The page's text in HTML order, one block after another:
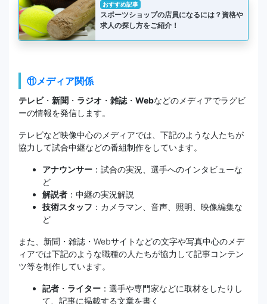
おすすめ記事
スポーツショップの店員になるには？資格や
求人の探し方をご紹介！
⑪メディア関係
テレビ・ 新聞 ・ ラジオ ・ 雑誌 ・ Webなどのメディアでラグビ
ーの情報を発信します。
テレビなど映像中心のメディアでは、下記のような人たちが
協力して試合中継などの番組制作をしています。
アナウンサー ：試合の実況、選手へのインタビューな
ど
解説者 ：中継の実況解説
技術スタッフ ：カメラマン、音声、照明、映像編集な
ど
また、新聞・雑誌・Webサイトなどの文字や写真中心のメデ
ィアでは下記のような職種の人たちが協力して記事コンテン
ツ等を制作しています。
記者 ・ ライター ：選手や専門家などに取材をしたりし
て、記事に掲載する文章を書く